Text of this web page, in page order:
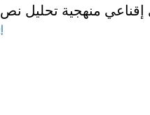
منهجية تحليل نص